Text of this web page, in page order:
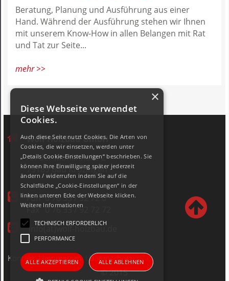
Beratung, Planung und Ausführung aus einer
Hand. Während der Ausführung stehen wir Ihnen
mit unserem Know-How in allen Belangen mit Rat
und Tat zur Seite...
mehr >>
Wolf Holzbau GmbH
An der Möhlinhalle 2
79189 Bad Krozingen
Fon 0 76 33 / 92 72 0
Fax 0 76 33 / 92 72 72
info(at)wolf-holzbau.de
Kontakt I Impressum Datenschutz
© 2015
×
Diese Webseite verwendet
Cookies.
Auch diese Seite nutzt Cookies. Die Arten von
Cookies, die wir einsetzen, werden unter
„Details Cookie-Einstellungen“ beschrieben. Sie
können Ihre Einwilligung später jederzeit
ändern / widerrufen indem Sie auf die
Schaltfläche „Cookie-Einstellungen“ in der
linken unteren Ecke der Webseite klicken.
Weitere Informationen
TECHNISCH ERFORDERLICH
PERFORMANCE
ALLE AKZEPTIEREN ALLE ABLEHNEN